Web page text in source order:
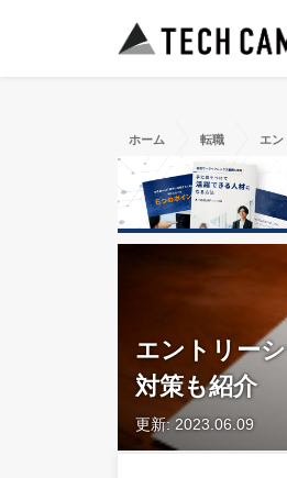
ホーム 転職 エン
エントリー
対策も紹介
更新: 2023.06.09